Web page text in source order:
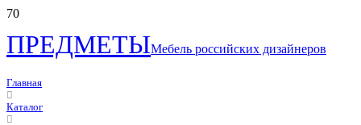
ПРЕДМЕТЫМебель российских дизайнеров
Главная
Каталог